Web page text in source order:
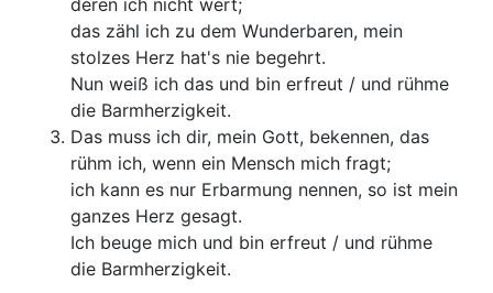
deren ich nicht wert;
das zähl ich zu dem Wunderbaren, mein
stolzes Herz hat's nie begehrt.
Nun weiß ich das und bin erfreut / und rühme
die Barmherzigkeit.
Das muss ich dir, mein Gott, bekennen, das
rühm ich, wenn ein Mensch mich fragt;
ich kann es nur Erbarmung nennen, so ist mein
ganzes Herz gesagt.
Ich beuge mich und bin erfreut / und rühme
die Barmherzigkeit.